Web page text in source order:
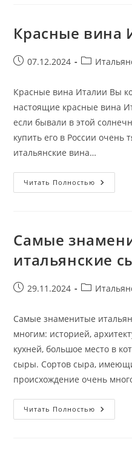
Красные вина
Запись07.12.2024
Рубрика
Красные вина Италии Вы
настоящие красные вина
если бывали в этой
купить его в России очень
итальянские вина…
Читать Полностью Красные
Вина
Самые
итальянские
Запись29.11.2024
Рубрика
Самые знаменитые
многим: историей,
кухней, большое место в
сыры. Сортов сыра,
происхождение очень
Читать Полностью Самые